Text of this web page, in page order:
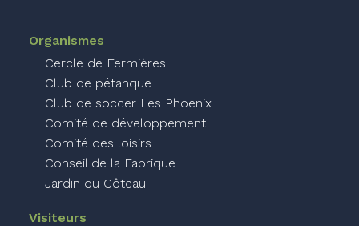
Organismes
Cercle de Fermières
Club de pétanque
Club de soccer Les Phoenix
Comité de développement
Comité des loisirs
Conseil de la Fabrique
Jardin du Côteau
Visiteurs